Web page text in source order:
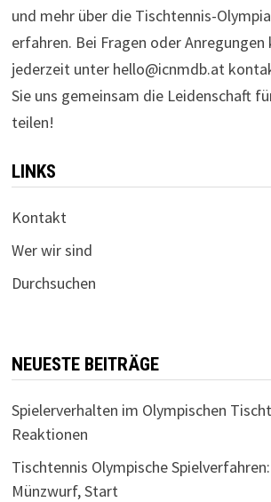
und mehr über die Tischtennis-
erfahren. Bei Fragen oder Anregungen
jederzeit unter hello@icnmdb.at
Sie uns gemeinsam die Leidenschaft
teilen!
LINKS
Kontakt
Wer wir sind
Durchsuchen
NEUESTE BEITRÄGE
Spielerverhalten im Olympischen
Reaktionen
Tischtennis Olympische
Münzwurf, Start